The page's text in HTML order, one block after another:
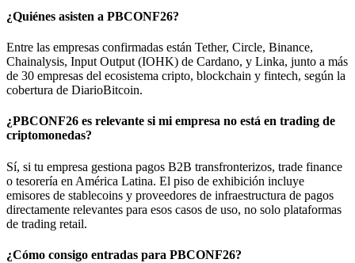
¿Quiénes asisten a PBCONF26?
Entre las empresas confirmadas están Tether, Circle, Binance,
Chainalysis, Input Output (IOHK) de Cardano, y Linka, junto a más
de 30 empresas del ecosistema cripto, blockchain y fintech, según la
cobertura de DiarioBitcoin.
¿PBCONF26 es relevante si mi empresa no está en trading de
criptomonedas?
Sí, si tu empresa gestiona pagos B2B transfronterizos, trade finance
o tesorería en América Latina. El piso de exhibición incluye
emisores de stablecoins y proveedores de infraestructura de pagos
directamente relevantes para esos casos de uso, no solo plataformas
de trading retail.
¿Cómo consigo entradas para PBCONF26?